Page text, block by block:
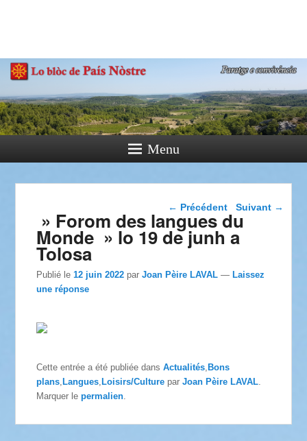
Paratge e Convivència
Menu
Navigation dans les
← Précédent Suivant →
» Forom des langues du
Monde » lo 19 de junh a
Tolosa
Publié le12 juin 2022 parJoan Pèire LAVAL —Laissez
une réponse
Cette entrée a été publiée dansActualités Bons
plans Langues Loisirs/Culture parJoan Pèire LAVAL
Marquer lepermalien